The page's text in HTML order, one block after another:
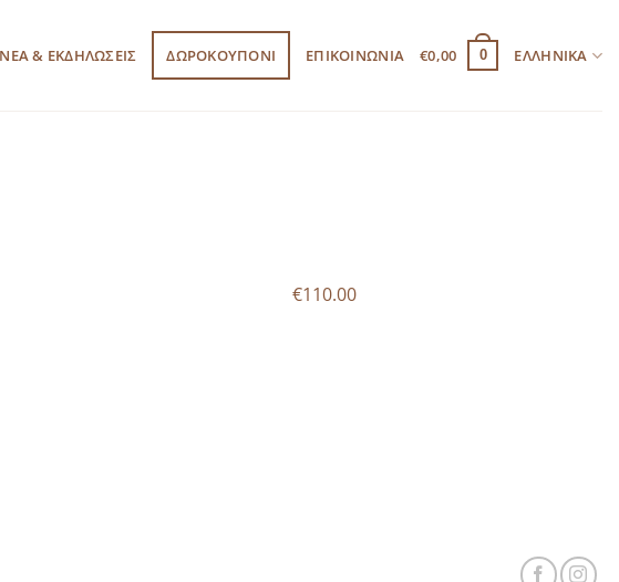
ΝΕΑ & ΕΚΔΗΛΩΣΕΙΣ ΔΩΡΟΚΟΥΠΟΝΙ ΕΠΙΚΟΙΝΩΝΙΑ €0,00 0 ΕΛΛΗΝΙΚΆ
€110.00